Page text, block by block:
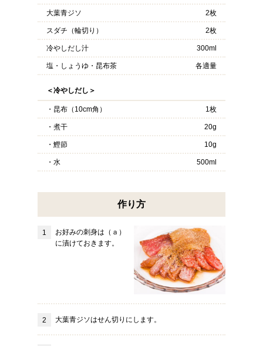
大葉青ジソ 2枚
スダチ（輪切り） 2枚
冷やしだし汁 300ml
塩・しょうゆ・昆布茶 各適量
＜冷やしだし＞
・昆布（10cm角） 1枚
・煮干 20g
・鰹節 10g
・水 500ml
作り方
お好みの刺身は（ａ）
に漬けておきます。
大葉青ジソはせん切りにします。